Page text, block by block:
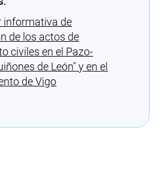
informativa de
de los actos de
civiles en el Pazo-
de León″ y en el
de Vigo